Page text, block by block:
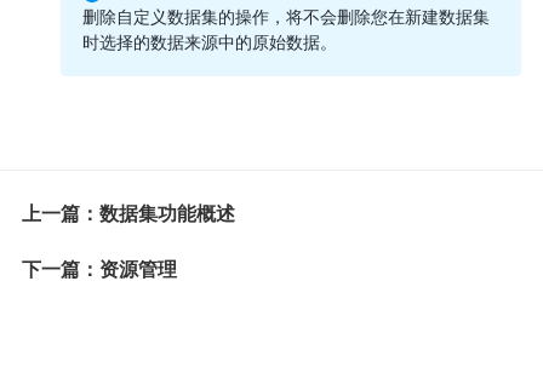
删除自定义数据集的操作，将不会删除您在新建数据集
时选择的数据来源中的原始数据。
上一篇：数据集功能概述
下一篇：资源管理